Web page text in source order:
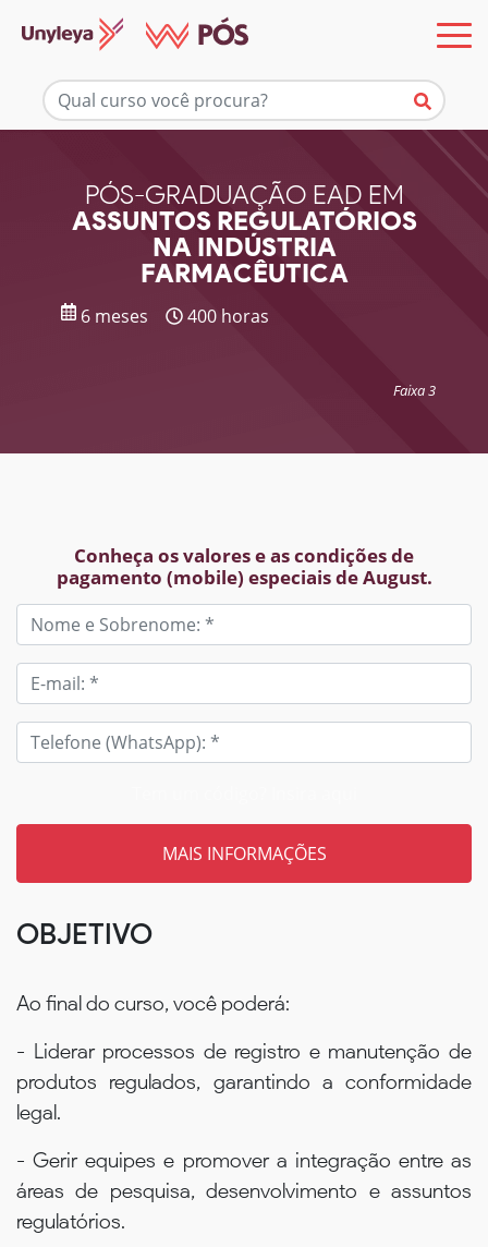
PÓS-GRADUAÇÃO EAD EM
ASSUNTOS REGULATÓRIOS
NA INDÚSTRIA
FARMACÊUTICA
6 meses 400 horas
Faixa 3
Conheça os valores e as condições de
pagamento (mobile) especiais de August.
Mais informações
OBJETIVO
Ao final do curso, você poderá:
- Liderar processos de registro e manutenção de
produtos regulados, garantindo a conformidade
legal.
- Gerir equipes e promover a integração entre as
áreas de pesquisa, desenvolvimento e assuntos
regulatórios.